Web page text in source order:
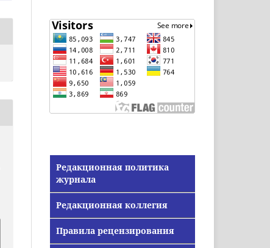
Редакционная политика
журнала
Редакционная коллегия
Правила рецензирования